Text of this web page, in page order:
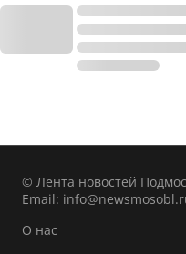
© Лента новостей
Email:
О нас